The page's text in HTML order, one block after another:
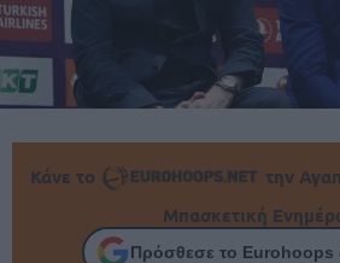
Κάνε το
την
Μπασκετική
Πρόσθεσε το Eurohoops